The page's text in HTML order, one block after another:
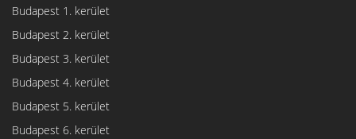
Budapest 1. kerület
Budapest 2. kerület
Budapest 3. kerület
Budapest 4. kerület
Budapest 5. kerület
Budapest 6. kerület